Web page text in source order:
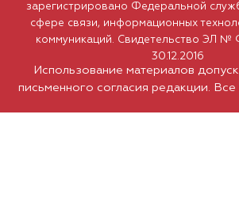
Использование материалов
письменного согласия редакции.
зарегистрировано Федеральной
сфере связи, информационных
коммуникаций. Свидетельство ЭЛ №
30.12.2016